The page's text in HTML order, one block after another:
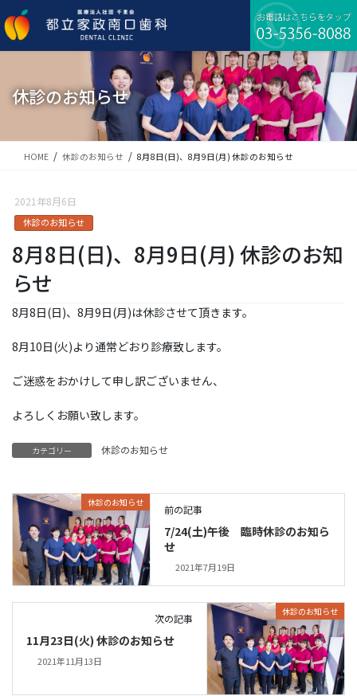
ン
テ
ビ
ゲ
移
休診のお知らせ
HOME 休診のお知らせ 8月8日(日)、8月9日(月) 休診のお知らせ
2021年8月6日
休診のお知らせ
8月8日(日)、8月9日(月) 休診のお知
らせ
8月8日(日)、8月9日(月)は休診させて頂きます。
8月10日(火)より通常どおり診療致します。
ご迷惑をおかけして申し訳ございません、
よろしくお願い致します。
カテゴリー 休診のお知らせ
休診のお知らせ
前の記事
7/24(土)午後 臨時休診のお知ら
せ
2021年7月19日
休診のお知らせ
次の記事
11月23日(火) 休診のお知らせ
2021年11月13日